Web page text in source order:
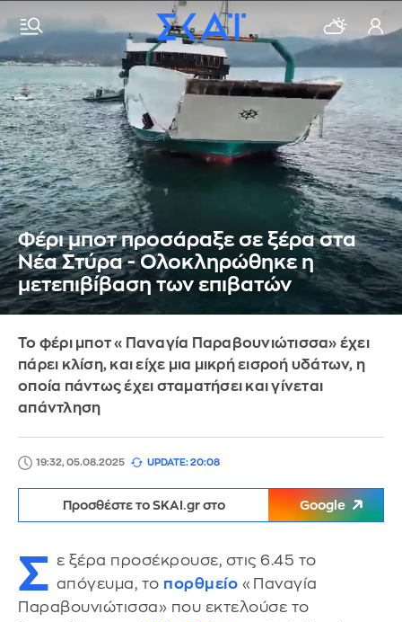
Φέρι μποτ προσάραξε σε ξέρα στα
Νέα Στύρα - Ολοκληρώθηκε η
μετεπιβίβαση των επιβατών
Το φέρι μποτ «Παναγία Παραβουνιώτισσα» έχει
πάρει κλίση, και είχε μια μικρή εισροή υδάτων, η
οποία πάντως έχει σταματήσει και γίνεται
απάντληση
19:32, 05.08.2025 UPDATE: 20:08
Προσθέστε το SKAI.gr στο Google
Σ ε ξέρα προσέκρουσε, στις 6.45 το
απόγευμα, το πορθμείο «Παναγία
Παραβουνιώτισσα» που εκτελούσε το